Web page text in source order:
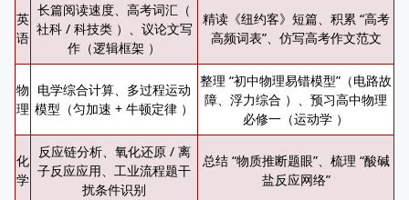
英
语
长篇阅读速度、高考词汇（
社科 / 科技类 ）、议论文写
作（逻辑框架 ）
精读《纽约客》短篇、积累 “高考
高频词表”、仿写高考作文范文
物
理
电学综合计算、多过程运动
模型（匀加速 + 牛顿定律 ）
整理 “初中物理易错模型”（电路故
障、浮力综合 ）、预习高中物理
必修一（运动学 ）
化
学
反应链分析、氧化还原 / 离
子反应应用、工业流程题干
扰条件识别
总结 “物质推断题眼”、梳理 “酸碱
盐反应网络”